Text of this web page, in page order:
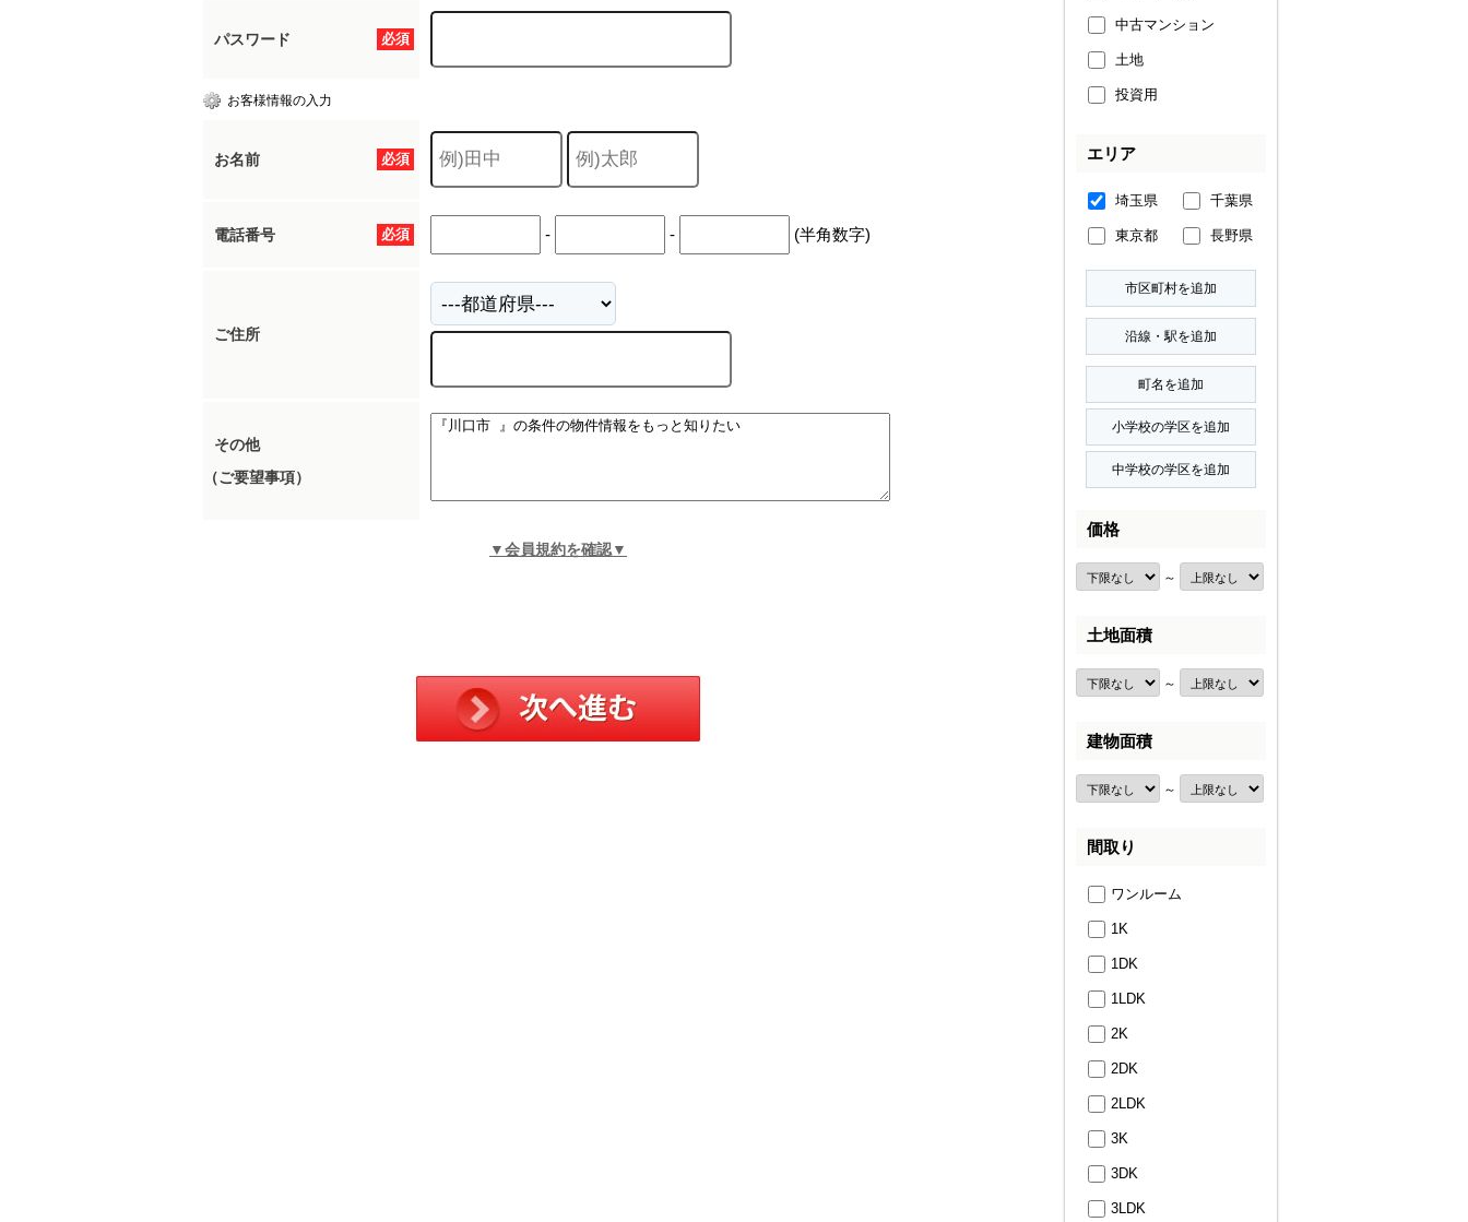
必須
パスワード
お客様情報の入力
必須
お名前
必須
電話番号 - - (半角数字)
ご住所
その他
（ご要望事項）
▼会員規約を確認▼
中古マンション
土地
投資用
エリア
埼玉県 千葉県
東京都 長野県
価格
～
土地面積
～
建物面積
～
間取り
ワンルーム
1K
1DK
1LDK
2K
2DK
2LDK
3K
3DK
3LDK